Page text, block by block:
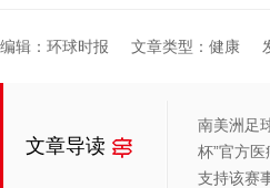
编辑：环球时报 文章类型：健康
文章导读
南美洲足
杯”官方
支持该赛